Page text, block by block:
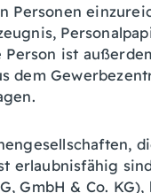
Personen
Person ist
dem
erlaubnisfähig
GmbH & Co.